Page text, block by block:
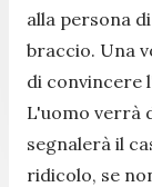
alla persona
braccio. Una
di convincere
L'uomo verrà
segnalerà il
ridicolo, se